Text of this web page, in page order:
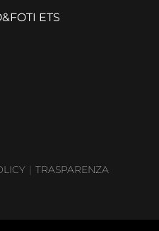
ETS
| TRASPARENZA